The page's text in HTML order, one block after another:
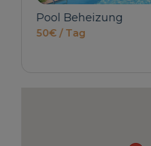
Babybett & Hochstuhl
Nachfragen